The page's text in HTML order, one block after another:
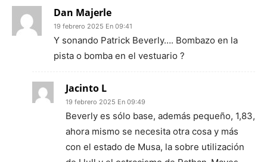
Dan Majerle
19 febrero 2025 En 09:41
Y sonando Patrick Beverly…. Bombazo en la
pista o bomba en el vestuario ?
Jacinto L
19 febrero 2025 En 09:49
Beverly es sólo base, además pequeño, 1,83,
ahora mismo se necesita otra cosa y más
con el estado de Musa, la sobre utilización